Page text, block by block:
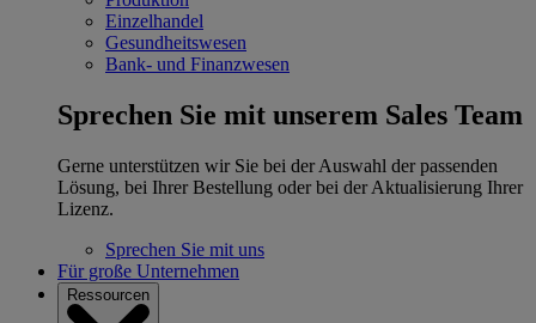
Einzelhandel
Gesundheitswesen
Bank- und Finanzwesen
Sprechen Sie mit unserem Sales Team
Gerne unterstützen wir Sie bei der Auswahl der passenden
Lösung, bei Ihrer Bestellung oder bei der Aktualisierung Ihrer
Lizenz.
Sprechen Sie mit uns
Für große Unternehmen
Ressourcen